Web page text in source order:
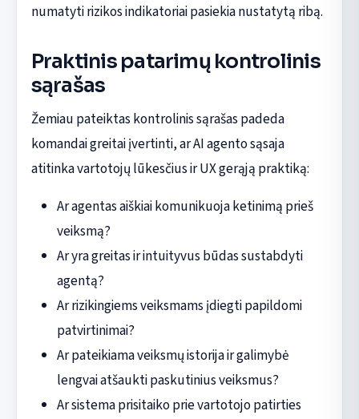
numatyti rizikos indikatoriai pasiekia nustatytą ribą.
Praktinis patarimų kontrolinis
sąrašas
Žemiau pateiktas kontrolinis sąrašas padeda
komandai greitai įvertinti, ar AI agento sąsaja
atitinka vartotojų lūkesčius ir UX gerąją praktiką:
Ar agentas aiškiai komunikuoja ketinimą prieš
veiksmą?
Ar yra greitas ir intuityvus būdas sustabdyti
agentą?
Ar rizikingiems veiksmams įdiegti papildomi
patvirtinimai?
Ar pateikiama veiksmų istorija ir galimybė
lengvai atšaukti paskutinius veiksmus?
Ar sistema prisitaiko prie vartotojo patirties